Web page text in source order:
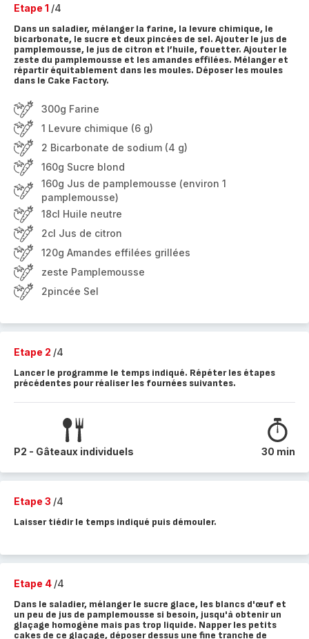
Etape 1 /4
Dans un saladier, mélanger la farine, la levure chimique, le
bicarbonate, le sucre et deux pincées de sel. Ajouter le jus de
pamplemousse, le jus de citron et l’huile, fouetter. Ajouter le
zeste du pamplemousse et les amandes effilées. Mélanger et
répartir équitablement dans les moules. Déposer les moules
dans le Cake Factory.
300g Farine
1 Levure chimique (6 g)
2 Bicarbonate de sodium (4 g)
160g Sucre blond
160g Jus de pamplemousse (environ 1
pamplemousse)
18cl Huile neutre
2cl Jus de citron
120g Amandes effilées grillées
zeste Pamplemousse
2pincée Sel
Etape 2 /4
Lancer le programme le temps indiqué. Répéter les étapes
précédentes pour réaliser les fournées suivantes.
P2 - Gâteaux individuels 30 min
Etape 3 /4
Laisser tiédir le temps indiqué puis démouler.
Etape 4 /4
Dans le saladier, mélanger le sucre glace, les blancs d'œuf et
un peu de jus de pamplemousse si besoin, jusqu'à obtenir un
glaçage homogène mais pas trop liquide. Napper les petits
cakes de ce glaçage, déposer dessus une fine tranche de